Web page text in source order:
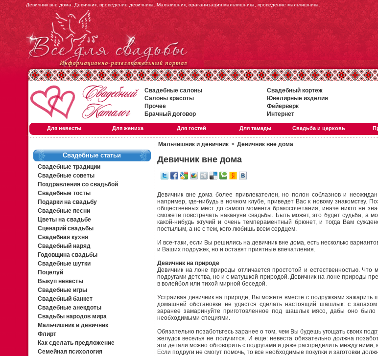
Девичник вне дома. Девичник, проведение девичника. Мальчишник, ораганизация мальчишника, проведение мальчишника.
Свадебные салоны Свадебный кортеж
Салоны красоты
Ювелирные изделия
Прочее
Фейерверк
Брачный договор
Интернет
Для невесты Для жениха Для гостей Для тамады Свадьба и церковь
Свадебные статьи
Свадебные традиции
Свадебные советы
Поздравления со свадьбой
Свадебные тосты
Подарки на свадьбу
Свадебные песни
Цветы на свадьбе
Сценарий свадьбы
Свадебная кухня
Свадебный наряд
Годовщина свадьбы
Свадебные шутки
Поцелуй
Выкуп невесты
Свадебные игры
Свадебный банкет
Свадебные анекдоты
Свадьбы народов мира
Мальчишник и девичник
Флирт
Как сделать предложение
Семейная психология
Мальчишник и девичник > Девичник вне дома
Девичник вне дома
Девичник вне дома более привлекателен, но полон соблазнов и
например, где-нибудь в ночном клубе, приведет Вас к новому знакомству.
общественных мест до самого момента бракосочетания, иначе никто не
сможете повстречать накануне свадьбы. Быть может, это будет судьба, а
какой-нибудь жгучий и очень темпераментный брюнет, и тогда Вам
постылым, а не с тем, кого любишь всем сердцем.
И все-таки, если Вы решились на девичник вне дома, есть несколько
и Ваших подружек, но и оставят приятные впечатления.
Девичник на природе
Девичник на лоне природы отличается простотой и естественностью.
подругами детства, но и с матушкой-природой. Девичник на лоне природы
в волейбол или тихой мирной беседой.
Устраивая девичник на природе, Вы можете вместе с подружками зажарить
домашней обстановке не удастся сделать настоящий шашлык: с
заранее замаринуйте приготовленное под шашлык мясо, дабы оно было
необходимыми специями.
Обязательно позаботьтесь заранее о том, чем Вы будешь угощать своих
желудок веселья не получится. И еще: невеста обязательно должна
эти детали можно обговорить с подругами и даже распределить между ними,
Если подруги не смогут помочь, то все необходимые покупки и заготовки